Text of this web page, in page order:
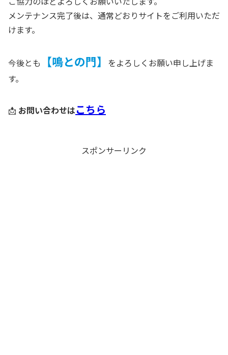
メンテナンス完了後は、通常どおりサイトをご利用いただ
けます。
今後とも 【鳴との門】
をよろしくお願い申し上げま
す。
📩 お問い合わせはこちら
スポンサーリンク